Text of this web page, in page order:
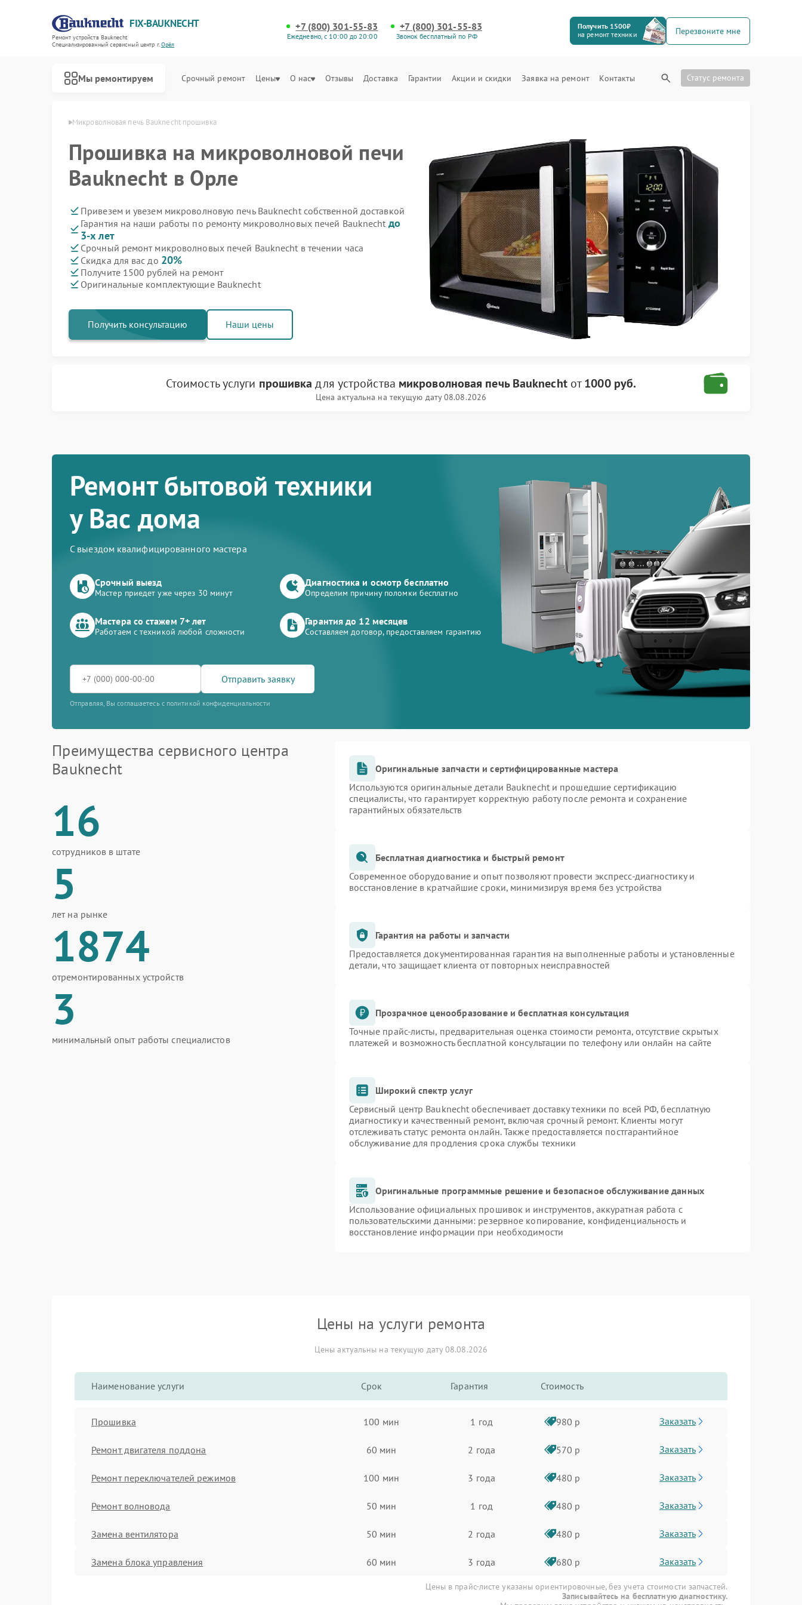
FIX-BAUKNECHT
Ремонт устройств Bauknecht
Специализированный cервисный центр г.Орёл
+7 (800) 301-55-83
Ежедневно, с 10:00 до 20:00
+7 (800) 301-55-83
Звонок бесплатный по РФ
Получить 1500₽
на ремонт техники
Перезвоните мне
Мы ремонтируем Срочный ремонт Цены О нас Отзывы Доставка Гарантии Акции и скидки Заявка на ремонт Контакты Статус ремонта
Bauknecht в Орле Микроволновая печь Bauknecht прошивка
Прошивка на микроволновой печи
Bauknecht в Орле
Привезем и увезем микроволновую печь Bauknecht собственной доставкой
Гарантия на наши работы по ремонту микроволновых печей Bauknecht до
3-х лет
Срочный ремонт микроволновых печей Bauknecht в течении часа
Скидка для вас до 20%
Получите 1500 рублей на ремонт
Оригинальные комплектующие Bauknecht
Получить консультацию Наши цены
Стоимость услуги прошивка для устройства микроволновая печь Bauknechtот1000 руб.
Цена актуальна на текущую дату 08.08.2026
Ремонт бытовой техники
у Вас дома
С выездом квалифицированного мастера
Срочный выезд
Мастер приедет уже через 30 минут
Диагностика и осмотр бесплатно
Определим причину поломки бесплатно
Мастера со стажем 7+ лет
Работаем с техникой любой сложности
Гарантия до 12 месяцев
Составляем договор, предоставляем гарантию
Отправить заявку
Отправляя, Вы соглашаетесь с политикой конфиденциальности
Преимущества сервисного центра
Bauknecht
16
сотрудников в штате
5
лет на рынке
1874
отремонтированных устройств
3
минимальный опыт работы специалистов
Оригинальные запчасти и сертифицированные мастера
Используются оригинальные детали Bauknecht и прошедшие сертификацию
специалисты, что гарантирует корректную работу после ремонта и сохранение
гарантийных обязательств
Бесплатная диагностика и быстрый ремонт
Современное оборудование и опыт позволяют провести экспресс-диагностику и
восстановление в кратчайшие сроки, минимизируя время без устройства
Гарантия на работы и запчасти
Предоставляется документированная гарантия на выполненные работы и установленные
детали, что защищает клиента от повторных неисправностей
Прозрачное ценообразование и бесплатная консультация
Точные прайс-листы, предварительная оценка стоимости ремонта, отсутствие скрытых
платежей и возможность бесплатной консультации по телефону или онлайн на сайте
Широкий спектр услуг
Сервисный центр Bauknecht обеспечивает доставку техники по всей РФ, бесплатную
диагностику и качественный ремонт, включая срочный ремонт. Клиенты могут
отслеживать статус ремонта онлайн. Также предоставляется постгарантийное
обслуживание для продления срока службы техники
Оригинальные программные решение и безопасное обслуживание данных
Использование официальных прошивок и инструментов, аккуратная работа с
пользовательскими данными: резервное копирование, конфиденциальность и
восстановление информации при необходимости
Цены на услуги ремонта
Цены актуальны на текущую дату 08.08.2026
Наименование услуги Срок Гарантия Стоимость
Прошивка 100 мин 1 год 980 р Заказать
Ремонт двигателя поддона 60 мин 2 года 570 р Заказать
Ремонт переключателей режимов 100 мин 3 года 480 р Заказать
Ремонт волновода 50 мин 1 год 480 р Заказать
Замена вентилятора 50 мин 2 года 480 р Заказать
Замена блока управления 60 мин 3 года 680 р Заказать
Цены в прайс-листе указаны ориентировочные, без учета стоимости запчастей.
Записывайтесь на бесплатную диагностику.